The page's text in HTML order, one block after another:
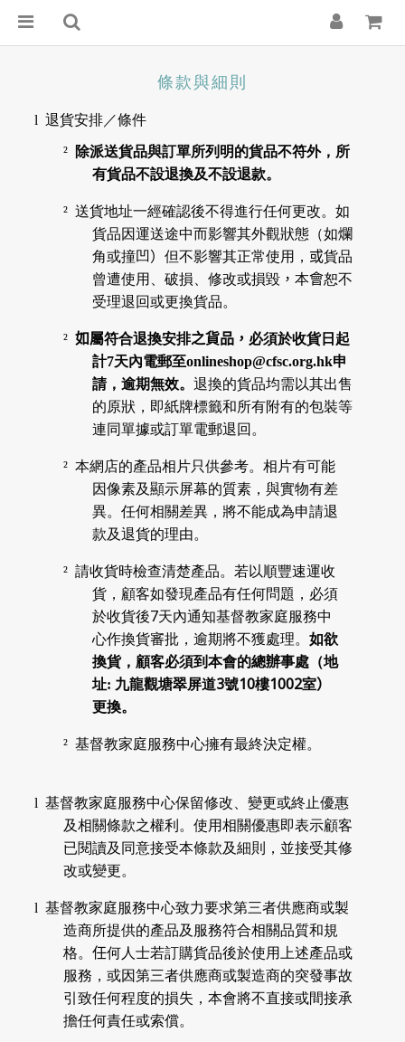
條款與細則
l 退貨安排／條件
² 除派送貨品與訂單所列明的貨品不符外，所
有貨品不設退換及不設退款。
² 送貨地址一經確認後不得進行任何更改。 如
貨品因運送途中而影響其外觀狀態（如爛
角或撞凹 ） 但不影響其正常使用， 或貨品
曾遭使用、破損、修改或損毀 ， 本會恕不
受理退回或更換貨品。
² 如屬符合退換安排之貨品， 必須於收貨日起
計7天內電郵至onlineshop@cfsc.org.hk申
請，逾期無效。 退換的貨品均需以其出售
的原狀，即紙牌標籤和所有附有的包裝等
連同單據或訂單電郵退回。
² 本網店的產品相片只供參考。相片有可能
因像素及顯示屏幕的質素，與實物有差
異。任何相關差異，將不能成為申請退
款及退貨的理由。
² 請收貨時檢查清楚產品。若以順豐速運收
貨，顧客如發現產品有任何問題，必須
於收貨後7天內通知基督教家庭服務中
心作換貨審批，逾期將不獲處理。 如欲
換貨，顧客必須到本會的總辦事處（地
址: 九龍觀塘翠屏道3號10樓1002室）
更換。
² 基督教家庭服務中心擁有最終決定權。
l 基督教家庭服務中心保留修改、變更或終止優惠
及相關條款之權利。使用相關優惠即表示顧客
已閱讀及同意接受本條款及細則，並接受其修
改或變更。
l 基督教家庭服務中心致力要求第三者供應商或製
造商所提供的產品及服務符合相關品質和規
格。 任何人士若訂購貨品後於使用上述產品或
服務，或因第三者供應商或製造商的突發事故
引致任何程度的損失，本會將不直接或間接承
擔任何責任或索償。